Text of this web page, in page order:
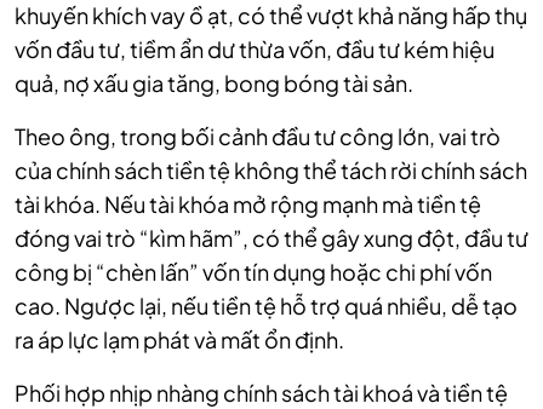
khuyến khích vay ồ ạt, có thể vượt khả năng hấp thụ
vốn đầu tư, tiềm ẩn dư thừa vốn, đầu tư kém hiệu
quả, nợ xấu gia tăng, bong bóng tài sản.
Theo ông, trong bối cảnh đầu tư công lớn, vai trò
của chính sách tiền tệ không thể tách rời chính sách
tài khóa. Nếu tài khóa mở rộng mạnh mà tiền tệ
đóng vai trò “kìm hãm”, có thể gây xung đột, đầu tư
công bị “chèn lấn” vốn tín dụng hoặc chi phí vốn
cao. Ngược lại, nếu tiền tệ hỗ trợ quá nhiều, dễ tạo
ra áp lực lạm phát và mất ổn định.
Phối hợp nhịp nhàng chính sách tài khoá và tiền tệ